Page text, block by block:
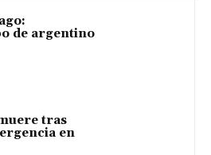
de argentino
tras
en